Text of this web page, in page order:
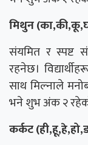
मिथुन
संयमित र स्पष्ट
रहनेछ।
साथ मिल्नाले
भने शुभ अंक २
कर्कट